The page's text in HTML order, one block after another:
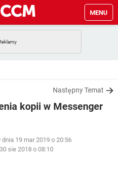
MENU
FACEBOOK
TIKTOK
NETFLIX
WHATSAPP
Następny Temat
kopii w Messenger
19 mar 2019 o 20:56
30 sie 2018 o 08:10